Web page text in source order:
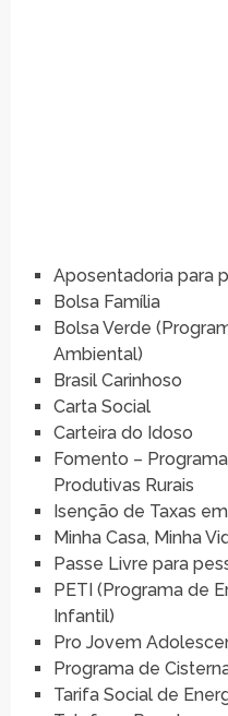
Aposentadoria para
Bolsa Família
Bolsa Verde
Ambiental)
Brasil Carinhoso
Carta Social
Carteira do Idoso
Fomento –
Produtivas Rurais
Isenção de Taxas
Minha Casa, Minha
Passe Livre para
PETI (Programa de
Infantil)
Pro Jovem
Programa de
Tarifa Social de